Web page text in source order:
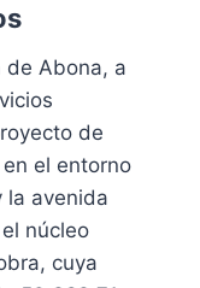
de Abona, a
de
el entorno
la avenida
núcleo
cuya